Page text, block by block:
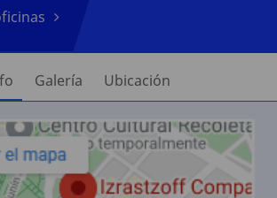
Galería Ubicación